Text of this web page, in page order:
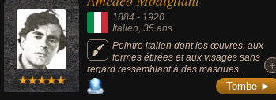
marseillaise » (3 pièces de théâtre de Marcel
Pagnol) à savoir « Marius » (1929), « Fanny
» (1931) et « César » (1936), et celle du
boulanger trompé dans « La Femme du
boulanger » (1938, de Marcel Pagnol).
1884 -1920
Italien, 35 ans
Peintre italien dont les œuvres, aux
formes étirées et aux visages sans
regard ressemblant à des masques,
demeurent emblématiques de l'art moderne
de cette époque : « Nu couché » (1917),
+
+
Tombe ►